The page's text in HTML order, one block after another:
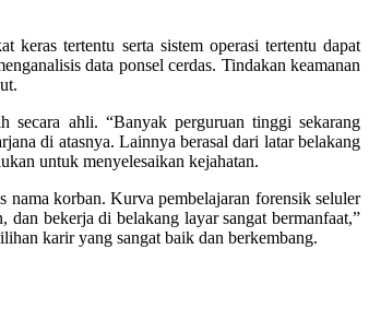
keras tertentu serta sistem operasi tertentu dapat
data ponsel cerdas. Tindakan keamanan
ahli. “Banyak perguruan tinggi sekarang
di atasnya. Lainnya berasal dari latar belakang
untuk menyelesaikan kejahatan.
nama korban. Kurva pembelajaran forensik seluler
bekerja di belakang layar sangat bermanfaat,”
karir yang sangat baik dan berkembang.